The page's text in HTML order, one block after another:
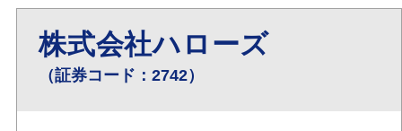
株式会社ハローズ
（証券コード：2742）